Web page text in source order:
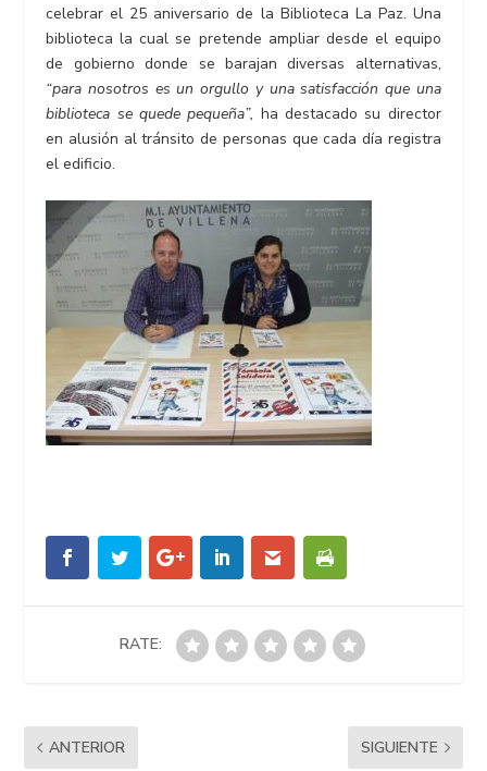
celebrar el 25 aniversario de la Biblioteca La Paz. Una
biblioteca la cual se pretende ampliar desde el equipo
de gobierno donde se barajan diversas alternativas,
“para nosotros es un orgullo y una satisfacción que una
biblioteca se quede pequeña”, ha destacado su director
en alusión al tránsito de personas que cada día registra
el edificio.
RATE:
ANTERIOR SIGUIENTE